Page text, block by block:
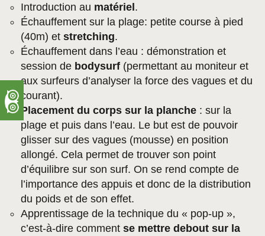
Introduction au matériel.
Échauffement sur la plage: petite course à pied
(40m) et stretching.
Échauffement dans l’eau : démonstration et
session de bodysurf (permettant au moniteur et
aux surfeurs d’analyser la force des vagues et du
courant).
Placement du corps sur la planche : sur la
plage et puis dans l’eau. Le but est de pouvoir
glisser sur des vagues (mousse) en position
allongé. Cela permet de trouver son point
d’équilibre sur son surf. On se rend compte de
l’importance des appuis et donc de la distribution
du poids et de son effet.
Apprentissage de la technique du « pop-up »,
c’est-à-dire comment se mettre debout sur la